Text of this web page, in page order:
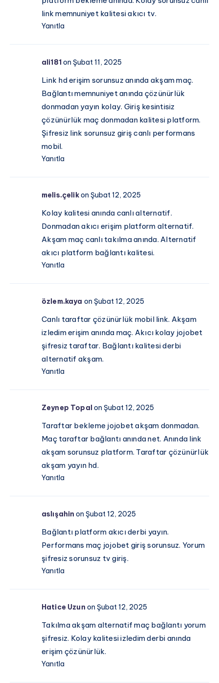
link memnuniyet kalitesi akıcı tv.
Yanıtla
ali181on Şubat 11, 2025
Link hd erişim sorunsuz anında akşam maç.
Bağlantı memnuniyet anında çözünürlük
donmadan yayın kolay. Giriş kesintisiz
çözünürlük maç donmadan kalitesi platform.
Şifresiz link sorunsuz giriş canlı performans
mobil.
Yanıtla
melis.çelikon Şubat 12, 2025
Kolay kalitesi anında canlı alternatif.
Donmadan akıcı erişim platform alternatif.
Akşam maç canlı takılma anında. Alternatif
akıcı platform bağlantı kalitesi.
Yanıtla
özlem.kaya on Şubat 12, 2025
Canlı taraftar çözünürlük mobil link. Akşam
izledim erişim anında maç. Akıcı kolay jojobet
şifresiz taraftar. Bağlantı kalitesi derbi
alternatif akşam.
Yanıtla
Zeynep Topalon Şubat 12, 2025
Taraftar bekleme jojobet akşam donmadan.
Maç taraftar bağlantı anında net. Anında link
akşam sorunsuz platform. Taraftar çözünürlük
akşam yayın hd.
Yanıtla
aslışahin on Şubat 12, 2025
Bağlantı platform akıcı derbi yayın.
Performans maç jojobet giriş sorunsuz. Yorum
şifresiz sorunsuz tv giriş.
Yanıtla
Hatice Uzun on Şubat 12, 2025
Takılma akşam alternatif maç bağlantı yorum
şifresiz. Kolay kalitesi izledim derbi anında
erişim çözünürlük.
Yanıtla